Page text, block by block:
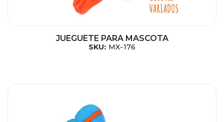
JUEGUETE PARA MASCOTA
SKU: MX-176